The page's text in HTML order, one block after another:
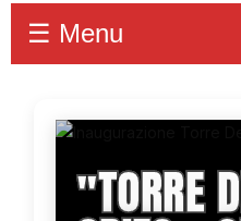
☰ Menu
''TORRE